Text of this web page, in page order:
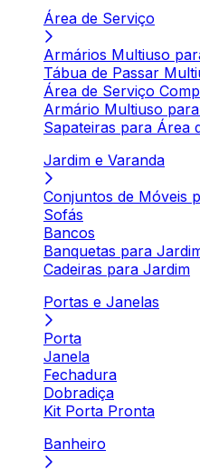
Área de Serviço
Armários Multiuso
Tábua de Passar
Área de Serviço
Armário Multiuso
Sapateiras para Área
Jardim e Varanda
Conjuntos de Móveis
Sofás
Bancos
Banquetas para
Cadeiras para Jardim
Portas e Janelas
Porta
Janela
Fechadura
Dobradiça
Kit Porta Pronta
Banheiro